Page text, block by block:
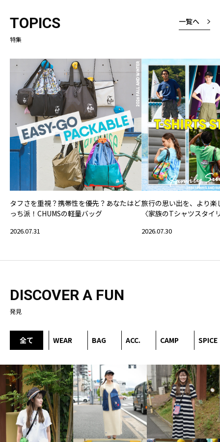
TOPICS
特集
一覧へ
タフさを重視？携帯性を優先？あなたはど
っち派！CHUMSの軽量バッグ
2026.07.31
旅行の思い出を、より楽
〈家族のTシャツスタイ
2026.07.30
DISCOVER A FUN
発見
全て WEAR BAG ACC. CAMP SPICE